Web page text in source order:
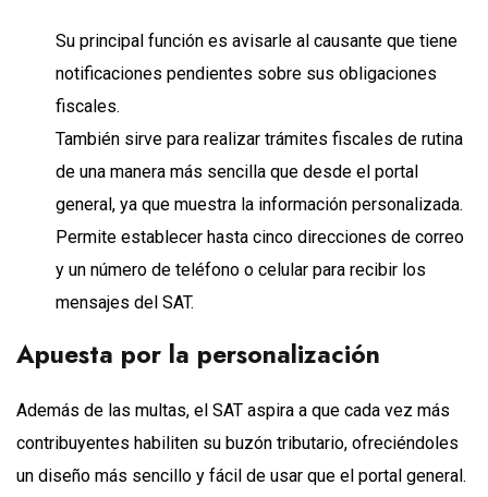
Su principal función es avisarle al causante que tiene
notificaciones pendientes sobre sus obligaciones
fiscales.
También sirve para realizar trámites fiscales de rutina
de una manera más sencilla que desde el portal
general, ya que muestra la información personalizada.
Permite establecer hasta cinco direcciones de correo
y un número de teléfono o celular para recibir los
mensajes del SAT.
Apuesta por la personalización
Además de las multas, el SAT aspira a que cada vez más
contribuyentes habiliten su buzón tributario, ofreciéndoles
un diseño más sencillo y fácil de usar que el portal general.